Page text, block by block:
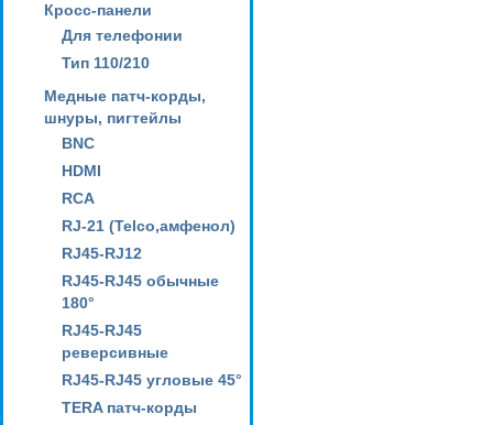
Кросс-панели
Для телефонии
Тип 110/210
Медные патч-корды,
шнуры, пигтейлы
BNC
HDMI
RCA
RJ-21 (Telco,амфенол)
RJ45-RJ12
RJ45-RJ45 обычные
180°
RJ45-RJ45
реверсивные
RJ45-RJ45 угловые 45°
TERA патч-корды